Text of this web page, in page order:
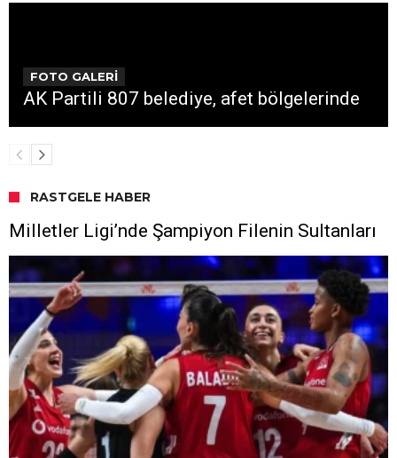
FOTO GALERİ
AK Partili 807 belediye, afet bölgelerinde
RASTGELE HABER
Milletler Ligi’nde Şampiyon Filenin Sultanları